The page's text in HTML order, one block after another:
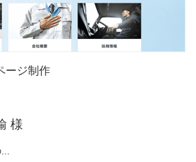
ージ制作
様